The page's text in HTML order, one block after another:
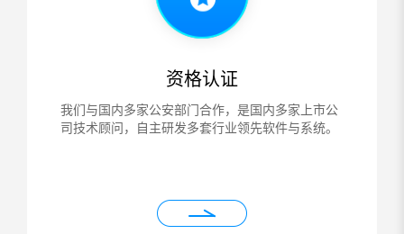
资格认证
我们与国内多家公安部门合作，是国内多家上市公
司技术顾问，自主研发多套行业领先软件与系统。